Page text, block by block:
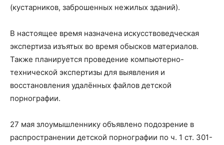
(кустарников, заброшенных нежилых зданий).
В настоящее время назначена искусствоведческая
экспертиза изъятых во время обысков материалов.
Также планируется проведение компьютерно-
технической экспертизы для выявления и
восстановления удалённых файлов детской
порнографии.
27 мая злоумышленнику объявлено подозрение в
распространении детской порнографии по ч. 1 ст. 301-